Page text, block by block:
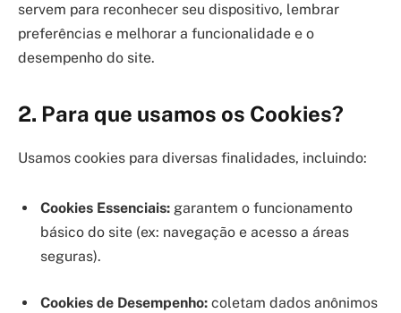
servem para reconhecer seu dispositivo, lembrar
preferências e melhorar a funcionalidade e o
desempenho do site.
2. Para que usamos os Cookies?
Usamos cookies para diversas finalidades, incluindo:
Cookies Essenciais: garantem o funcionamento
básico do site (ex: navegação e acesso a áreas
seguras).
Cookies de Desempenho: coletam dados anônimos